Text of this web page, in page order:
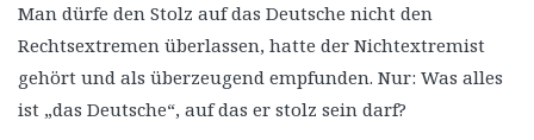
Man dürfe den Stolz auf das Deutsche nicht den
Rechtsextremen überlassen, hatte der Nichtextremist
gehört und als überzeugend empfunden. Nur: Was alles
ist „das Deutsche“, auf das er stolz sein darf?